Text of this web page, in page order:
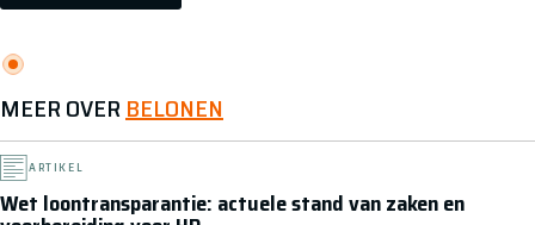
MEER OVERBELONEN
ARTIKEL
Wet loontransparantie: actuele stand van zaken en